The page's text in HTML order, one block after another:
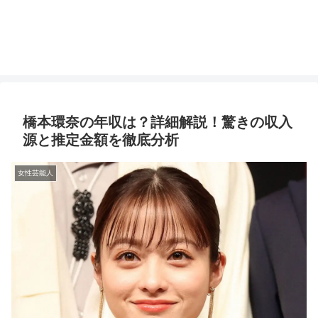
橋本環奈の年収は？詳細解説！驚きの収入
源と推定金額を徹底分析
女性芸能人